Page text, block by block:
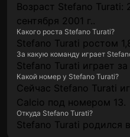
Возраст Stefano Turati:
сентября 2001 г..
Какого роста Stefano Turati?
Stefano Turati ростом
За какую команду играет
Stefano Turati играет
Какой номер у Stefano Turati?
Сейчас Stefano Turati
Calcio под номером 13.
Откуда Stefano Turati?
Stefano Turati родился